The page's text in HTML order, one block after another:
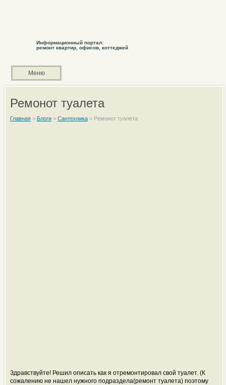
Информационный портал:
ремонт квартир, офисов, коттеджей
Меню
Ремонот туалета
Главная> Блоги> Сантехника> Ремонот туалета
Здравствуйте! Решил описать как я отремонтировал свой туалет. (К
сожалению не нашел нужного подраздела(ремонт туалета) поэтому